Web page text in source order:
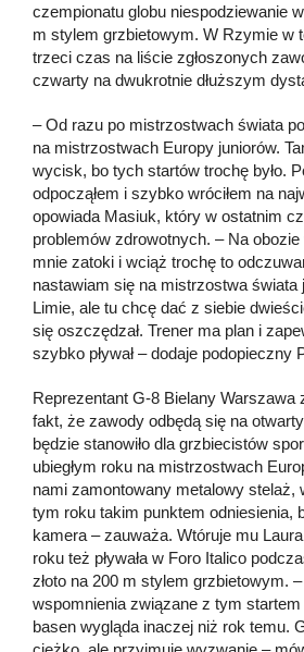
czempionatu globu niespodziewanie
m stylem grzbietowym. W Rzymie w
trzeci czas na liście zgłoszonych
czwarty na dwukrotnie dłuższym
– Od razu po mistrzostwach świata
na mistrzostwach Europy juniorów.
wycisk, bo tych startów trochę było.
odpocząłem i szybko wróciłem na
opowiada Masiuk, który w ostatnim
problemów zdrowotnych. – Na obozie
mnie zatoki i wciąż trochę to
nastawiam się na mistrzostwa świata
Limie, ale tu chcę dać z siebie
się oszczędzał. Trener ma plan i
szybko pływał – dodaje podopieczny
Reprezentant G-8 Bielany Warszawa
fakt, że zawody odbędą się na
będzie stanowiło dla grzbiecistów
ubiegłym roku na mistrzostwach
nami zamontowany metalowy stelaż,
tym roku takim punktem odniesienia,
kamera – zauważa. Wtóruje mu
roku też pływała w Foro Italico
złoto na 200 m stylem grzbietowym.
wspomnienia związane z tym
basen wygląda inaczej niż rok temu.